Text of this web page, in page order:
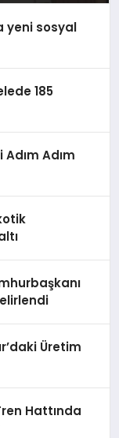
yeni sosyal
185
Adım
Üretim
Hattında